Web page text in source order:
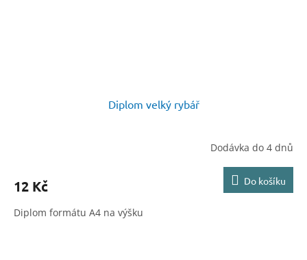
Diplom velký rybář
Dodávka do 4 dnů
12 Kč Do košíku
Diplom formátu A4 na výšku